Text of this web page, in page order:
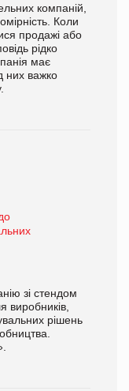
компаній,
Коли
продажі або
рідко
має
них важко
зі стендом
виробників,
рішень